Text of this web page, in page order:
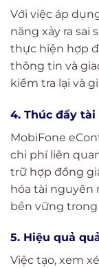
Với việc áp
năng xảy ra sai
thực hiện hợp
thông tin và
kiểm tra lại và
4. Thúc đẩy
MobiFone
chi phí liên
trữ hợp đồng
hóa tài nguyên
bền vững
5. Hiệu quả
Việc tạo, xem